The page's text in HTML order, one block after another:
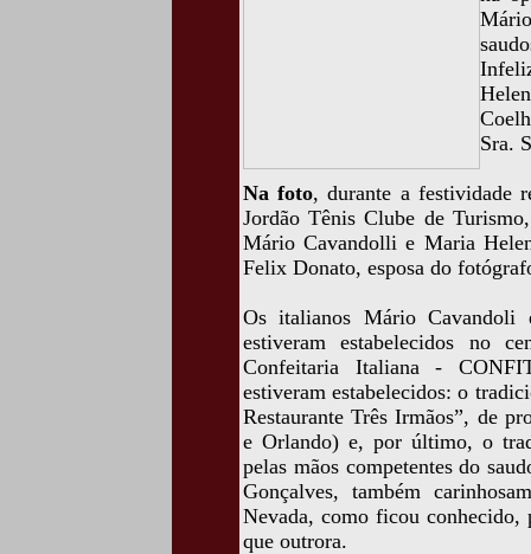
Sra.
Na foto, durante a festividade
Jordão Tênis Clube de
Mário Cavandolli e Maria
Felix Donato, esposa do
Os italianos Mário Cavandoli
estiveram estabelecidos no
Confeitaria Italiana -
estiveram estabelecidos: o
Restaurante Três Irmãos”, de
e Orlando) e, por último, o
pelas mãos competentes do
Gonçalves, também
Nevada, como ficou conhecido,
que outrora.